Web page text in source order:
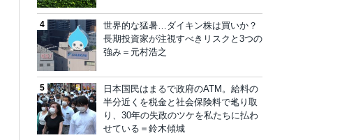
世界的な猛暑…ダイキン株は買いか？
長期投資家が注視すべきリスクと3つの
強み＝元村浩之
日本国民はまるで政府のATM。給料の
半分近くを税金と社会保険料で毟り取
り、30年の失政のツケを私たちに払わ
せている＝鈴木傾城